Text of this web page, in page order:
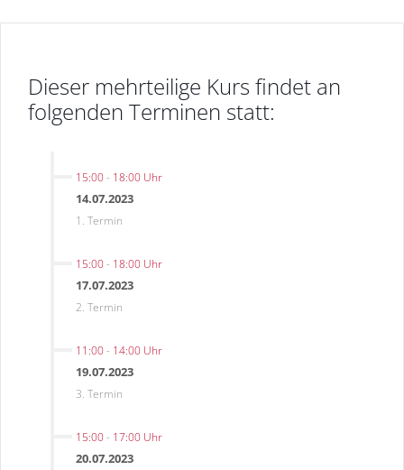
Dieser mehrteilige Kurs findet an
folgenden Terminen statt:
15:00- 18:00 Uhr
14.07.2023
1. Termin
15:00- 18:00 Uhr
17.07.2023
2. Termin
11:00- 14:00 Uhr
19.07.2023
3. Termin
15:00- 17:00 Uhr
20.07.2023